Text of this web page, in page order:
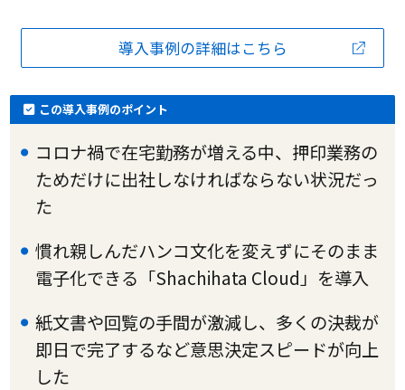
導入事例の詳細はこちら
この導入事例のポイント
コロナ禍で在宅勤務が増える中、押印業務の
ためだけに出社しなければならない状況だっ
た
慣れ親しんだハンコ文化を変えずにそのまま
電子化できる「Shachihata Cloud」を導入
紙文書や回覧の手間が激減し、多くの決裁が
即日で完了するなど意思決定スピードが向上
した